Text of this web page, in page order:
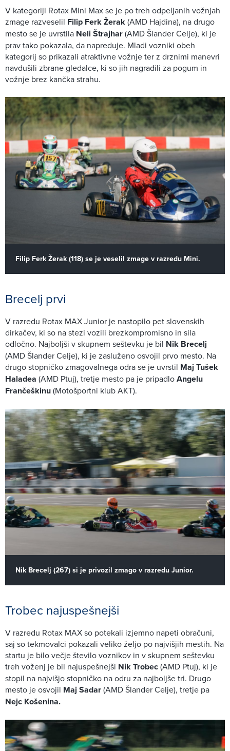
V kategoriji Rotax Mini Max se je po treh odpeljanih vožnjah
zmage razveselil Filip Ferk Žerak(AMD Hajdina), na drugo
mesto se je uvrstila Neli Štrajhar(AMD Šlander Celje), ki je
prav tako pokazala, da napreduje. Mladi vozniki obeh
kategorij so prikazali atraktivne vožnje ter z drznimi manevri
navdušili zbrane gledalce, ki so jih nagradili za pogum in
vožnje brez kančka strahu.
Filip Ferk Žerak (118) se je veselil zmage v razredu Mini.
Brecelj prvi
V razredu Rotax MAX Junior je nastopilo pet slovenskih
dirkačev, ki so na stezi vozili brezkompromisno in sila
odločno. Najboljši v skupnem seštevku je bil Nik Brecelj
(AMD Šlander Celje), ki je zasluženo osvojil prvo mesto. Na
drugo stopničko zmagovalnega odra se je uvrstil Maj Tušek
Haladea (AMD Ptuj), tretje mesto pa je pripadloAngelu
Frančeškinu(Motošportni klub AKT).
Nik Brecelj (267) si je privozil zmago v razredu Junior.
Trobec najuspešnejši
V razredu Rotax MAX so potekali izjemno napeti obračuni,
saj so tekmovalci pokazali veliko željo po najvišjih mestih. Na
startu je bilo večje število voznikov in v skupnem seštevku
treh voženj je bil najuspešnejši Nik Trobec(AMD Ptuj), ki je
stopil na najvišjo stopničko na odru za najboljše tri. Drugo
mesto je osvojil Maj Sadar(AMD Šlander Celje), tretje pa
Nejc Košenina.